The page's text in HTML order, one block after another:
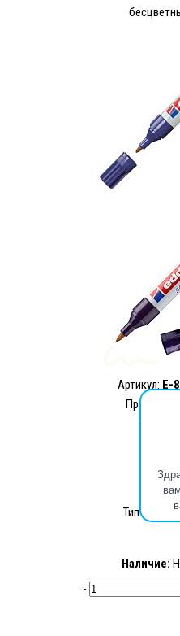
Артикул: E-
Страна:
Тип:
Наличие:
-